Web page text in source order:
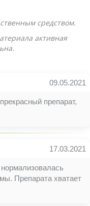
средством.
активная
09.05.2021
препарат,
17.03.2021
Препарата хватает